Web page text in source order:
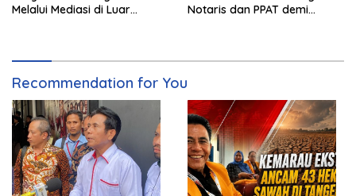
Melalui Mediasi di Luar
Notaris dan PPAT demi
Recommendation for You